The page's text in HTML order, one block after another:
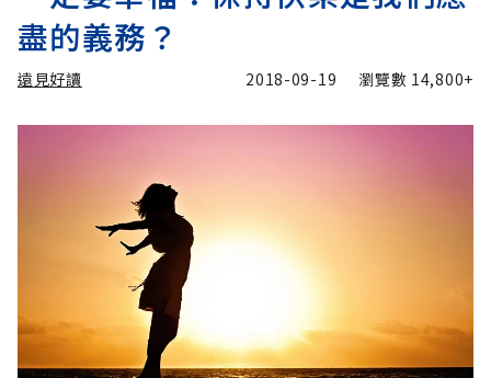
盡的義務？
遠見好讀 2018-09-19 瀏覽數 14,800+